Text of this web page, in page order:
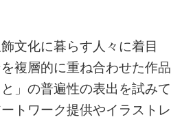
文化に暮らす人々に着目
複層的に重ね合わせた作品
」の普遍性の表出を試みて
トワーク提供やイラストレ